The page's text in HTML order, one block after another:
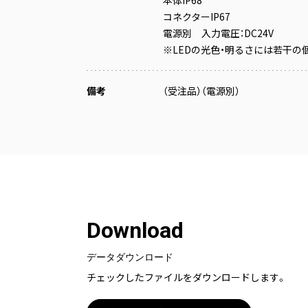
コネクターIP67
電源別 入力電圧：DC24V
※LEDの光色・明るさには若干の
備考 （受注品）（電源別）
Download
データダウンロード
チェックしたファイルをダウンロードします。